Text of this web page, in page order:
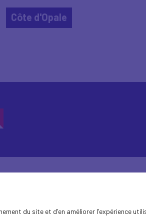
Côte d'Opale
du site et d'en améliorer l'expérience